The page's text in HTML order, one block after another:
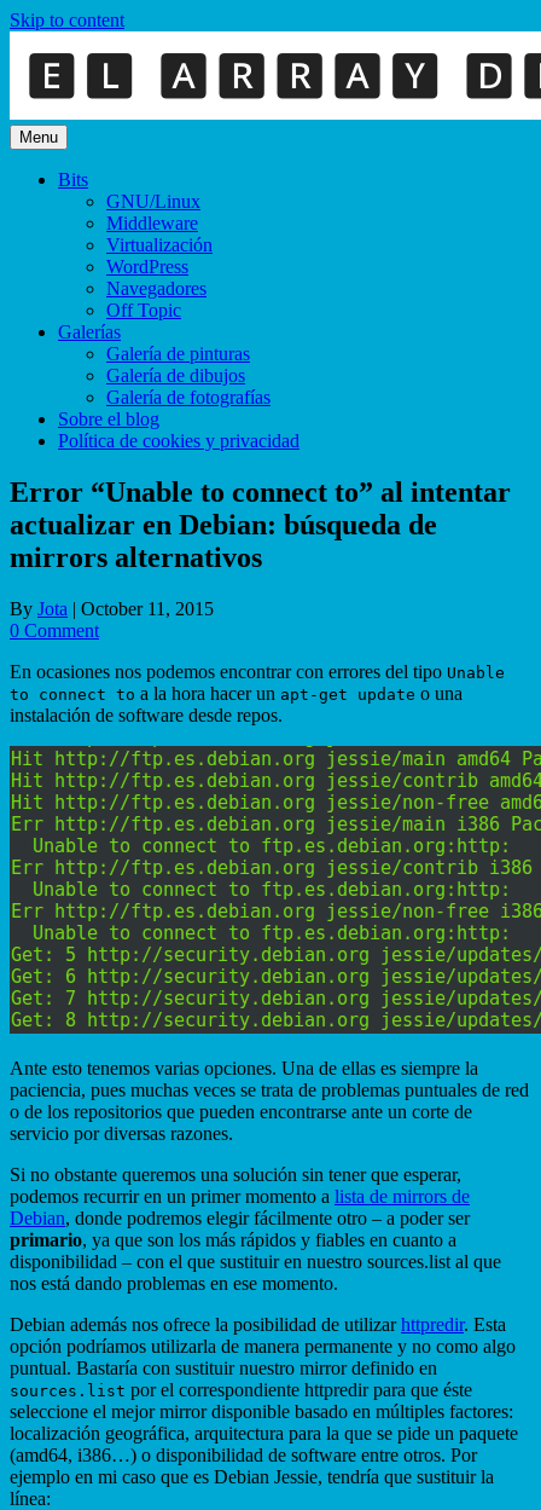
Skip to content
Menu
Bits
GNU/Linux
Middleware
Virtualización
WordPress
Navegadores
Off Topic
Galerías
Galería de pinturas
Galería de dibujos
Galería de fotografías
Sobre el blog
Política de cookies y privacidad
Error “Unable to connect to” al intentar
actualizar en Debian: búsqueda de
mirrors alternativos
By Jota | October 11, 2015
0 Comment
En ocasiones nos podemos encontrar con errores del tipo Unable
to connect to a la hora hacer un apt-get update o una
instalación de software desde repos.
Ante esto tenemos varias opciones. Una de ellas es siempre la
paciencia, pues muchas veces se trata de problemas puntuales de red
o de los repositorios que pueden encontrarse ante un corte de
servicio por diversas razones.
Si no obstante queremos una solución sin tener que esperar,
podemos recurrir en un primer momento a lista de mirrors de
Debian, donde podremos elegir fácilmente otro – a poder ser
primario, ya que son los más rápidos y fiables en cuanto a
disponibilidad – con el que sustituir en nuestro sources.list al que
nos está dando problemas en ese momento.
Debian además nos ofrece la posibilidad de utilizarhttpredir. Esta
opción podríamos utilizarla de manera permanente y no como algo
puntual. Bastaría con sustituir nuestro mirror definido en
sources.list por el correspondiente httpredir para que éste
seleccione el mejor mirror disponible basado en múltiples factores:
localización geográfica, arquitectura para la que se pide un paquete
(amd64, i386…) o disponibilidad de software entre otros. Por
ejemplo en mi caso que es Debian Jessie, tendría que sustituir la
línea: